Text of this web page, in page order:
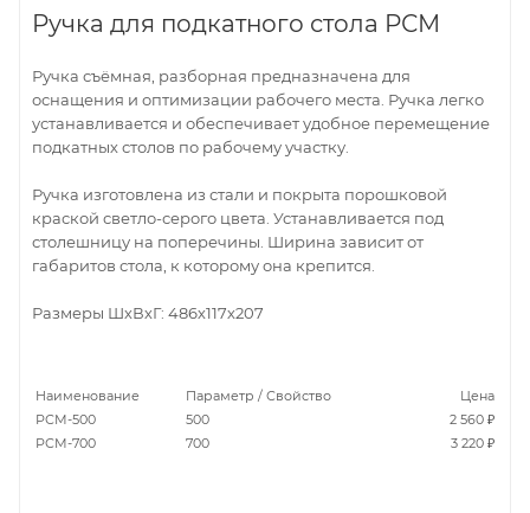
Ручка для подкатного стола РСМ
Ручка съёмная, разборная предназначена для
оснащения и оптимизации рабочего места. Ручка легко
устанавливается и обеспечивает удобное перемещение
подкатных столов по рабочему участку.
Ручка изготовлена из стали и покрыта порошковой
краской светло-серого цвета. Устанавливается под
столешницу на поперечины. Ширина зависит от
габаритов стола, к которому она крепится.
Размеры ШхВхГ: 486х117х207
Наименование Параметр / Свойство
Цена
РСМ-500
500
2 560 ₽
РСМ-700
700 3 220 ₽